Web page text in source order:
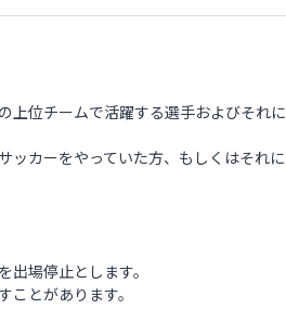
上位チームで活躍する選手およびそれに
カーをやっていた方、もしくはそれに
場停止とします。
とがあります。